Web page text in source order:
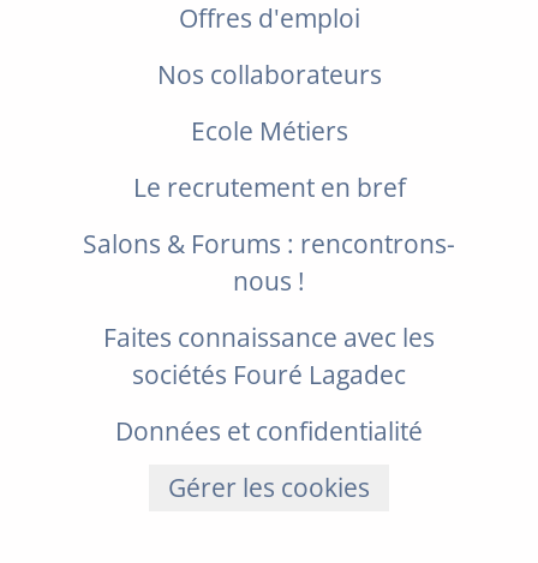
Offres d'emploi
Nos collaborateurs
Ecole Métiers
Le recrutement en bref
Salons & Forums : rencontrons-
nous !
Faites connaissance avec les
sociétés Fouré Lagadec
Données et confidentialité
Gérer les cookies